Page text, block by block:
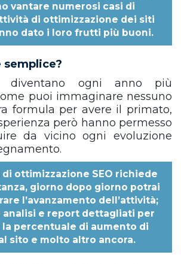
vantare numerosi casi di
di ottimizzazione dei siti
dato i loro frutti più buoni.
semplice?
diventano ogni anno più
puoi immaginare nessuno
formula per avere il primato,
però hanno permesso
da vicino ogni evoluzione
ottimizzazione SEO richiede
giorno dopo giorno potrai
l’avanzamento dell’attività;
e report dettagliati per
percentuale di aumento di
sito e molto altro ancora.